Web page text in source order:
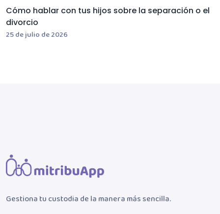
Cómo hablar con tus hijos sobre la separación o el
divorcio
25 de julio de 2026
Gestiona tu custodia de la manera más sencilla.